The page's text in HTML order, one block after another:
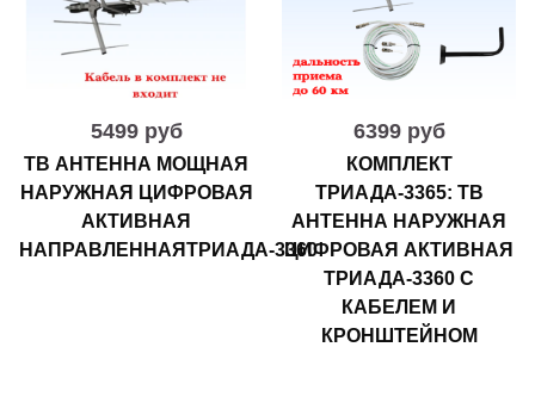
5499 руб
ТВ АНТЕННА МОЩНАЯ
НАРУЖНАЯ ЦИФРОВАЯ
АКТИВНАЯ
НАПРАВЛЕННАЯТРИАДА-3360
6399 руб
КОМПЛЕКТ
ТРИАДА-3365: ТВ
АНТЕННА НАРУЖНАЯ
ЦИФРОВАЯ АКТИВНАЯ
ТРИАДА-3360 С
КАБЕЛЕМ И
КРОНШТЕЙНОМ